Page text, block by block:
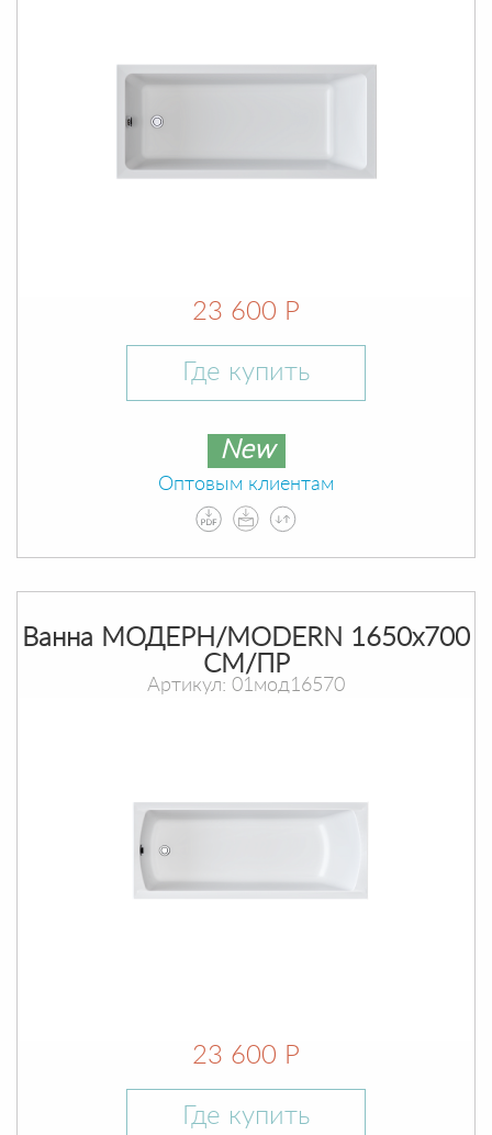
23 600 Р
Где купить
New
Оптовым клиентам
Ванна МОДЕРН/MODERN 1650х700
СМ/ПР
Артикул: 01мод16570
23 600 Р
Где купить